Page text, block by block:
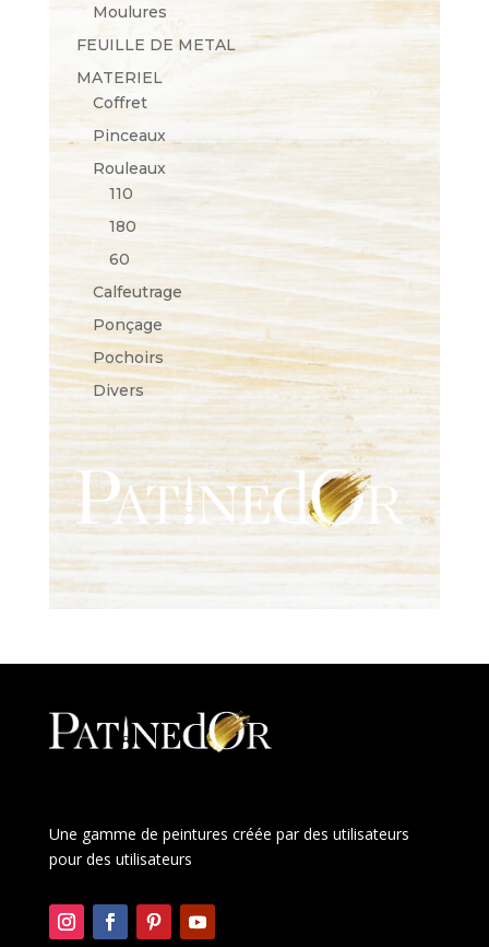
Moulures
FEUILLE DE METAL
MATERIEL
Coffret
Pinceaux
Rouleaux
110
180
60
Calfeutrage
Ponçage
Pochoirs
Divers
Une gamme de peintures créée par des utilisateurs
pour des utilisateurs